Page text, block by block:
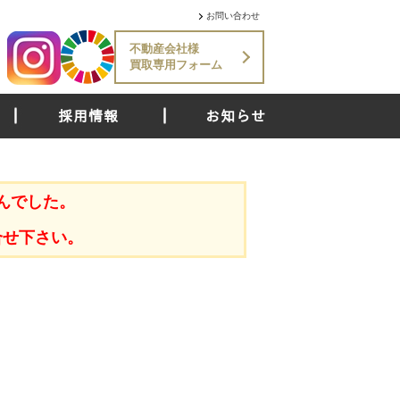
不動産会社様
買取専用フォーム
お問い合わせ
採用情報 お知らせ
した。
下さい。